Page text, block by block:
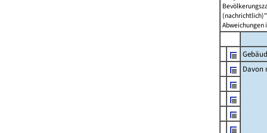
Abweichungen
Davon